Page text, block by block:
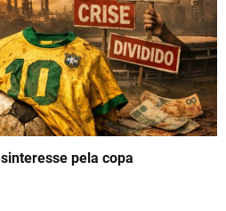
pela copa